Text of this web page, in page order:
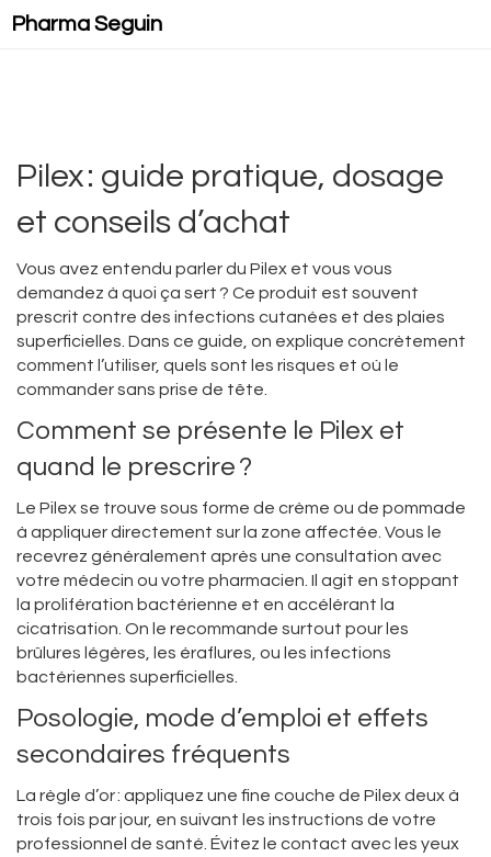
Pharma Seguin
Pilex : guide pratique, dosage
et conseils d’achat
Vous avez entendu parler du Pilex et vous vous
demandez à quoi ça sert ? Ce produit est souvent
prescrit contre des infections cutanées et des plaies
superficielles. Dans ce guide, on explique concrètement
comment l’utiliser, quels sont les risques et où le
commander sans prise de tête.
Comment se présente le Pilex et
quand le prescrire ?
Le Pilex se trouve sous forme de crème ou de pommade
à appliquer directement sur la zone affectée. Vous le
recevrez généralement après une consultation avec
votre médecin ou votre pharmacien. Il agit en stoppant
la prolifération bactérienne et en accélérant la
cicatrisation. On le recommande surtout pour les
brûlures légères, les éraflures, ou les infections
bactériennes superficielles.
Posologie, mode d’emploi et effets
secondaires fréquents
La règle d’or : appliquez une fine couche de Pilex deux à
trois fois par jour, en suivant les instructions de votre
professionnel de santé. Évitez le contact avec les yeux